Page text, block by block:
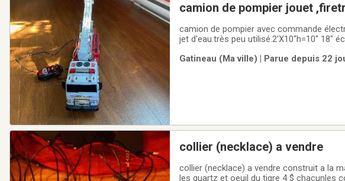
camion de pompier
camion de pompier avec commande
jet d'eau.très peu utilisé.2'X10"h=10" 18"
Gatineau (Ma ville) | Parue depuis 22
collier (necklace) a vendre
collier (necklace) a vendre construit a la
les quartz et oeuil du tigre 4 $ chacunles